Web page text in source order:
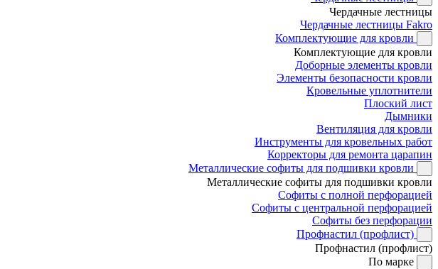
Чердачные лестницы
Чердачные лестницы Fakro
Комплектующие для кровли
Комплектующие для кровли
Доборные элементы кровли
Элементы безопасности кровли
Кровельные уплотнители
Плоский лист
Дымники
Вентиляция для кровли
Инструменты для кровельных работ
Корректоры для ремонта царапин
Металлические софиты для подшивки кровли
Металлические софиты для подшивки кровли
Софиты с полной перфорацией
Софиты с центральной перфорацией
Софиты без перфорации
Профнастил (профлист)
Профнастил (профлист)
По марке